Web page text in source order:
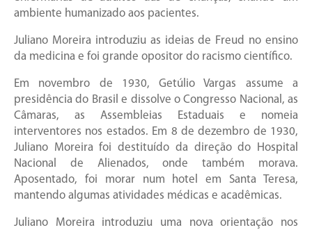
ambiente humanizado aos pacientes.
Juliano Moreira introduziu as ideias de Freud no ensino
da medicina e foi grande opositor do racismo científico.
Em novembro de 1930, Getúlio Vargas assume a
presidência do Brasil e dissolve o Congresso Nacional, as
Câmaras, as Assembleias Estaduais e nomeia
interventores nos estados. Em 8 de dezembro de 1930,
Juliano Moreira foi destituído da direção do Hospital
Nacional de Alienados, onde também morava.
Aposentado, foi morar num hotel em Santa Teresa,
mantendo algumas atividades médicas e acadêmicas.
Juliano Moreira introduziu uma nova orientação nos